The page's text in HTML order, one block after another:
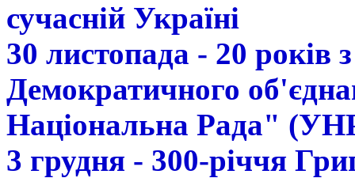
сучасній Україні
30 листопада - 20 років
Демократичного
Національна Рада"
3 грудня - 300-річчя